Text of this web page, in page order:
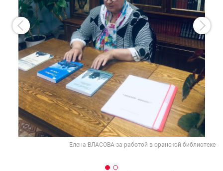
Елена ВЛАСОВА за работой в оранской библиотеке